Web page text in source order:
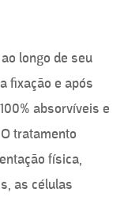
longo de seu
fixação e após
absorvíveis e
tratamento
física,
as células